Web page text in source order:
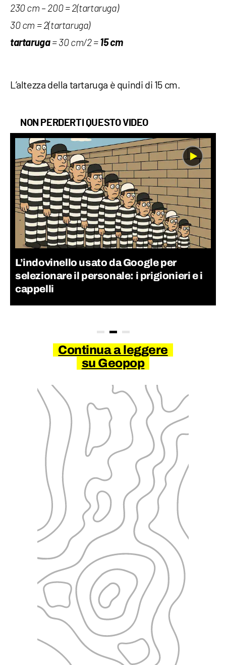
230 cm – 200 = 2(tartaruga)
30 cm = 2(tartaruga)
tartaruga= 30 cm/2 = 15 cm
L’altezza della tartaruga è quindi di 15 cm.
NON PERDERTI QUESTO VIDEO
L’indovinello usato da Google per
selezionare il personale: i prigionieri e i
cappelli
Continua a leggere
su Geopop